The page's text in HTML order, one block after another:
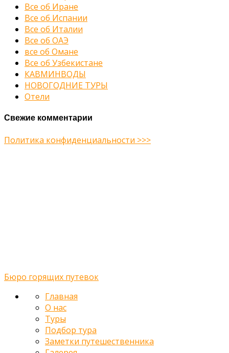
Все об Иране
Все об Испании
Все об Италии
Все об ОАЭ
все об Омане
Все об Узбекистане
КАВМИНВОДЫ
НОВОГОДНИЕ ТУРЫ
Отели
Свежие комментарии
Политика конфиденциальности >>>
Бюро горящих путевок
Главная
О нас
Туры
Подбор тура
Заметки путешественника